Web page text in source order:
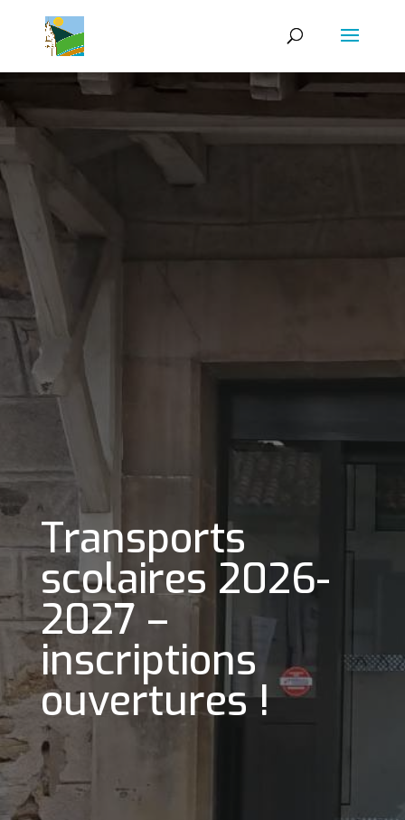
Transports
scolaires 2026-
2027 –
inscriptions
ouvertures !